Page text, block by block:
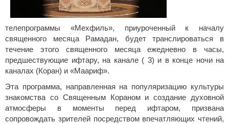
телепрограммы «Мехфиль», приуроченный к началу
священного месяца Рамадан, будет транслироваться в
течение этого священного месяца ежедневно в часы,
предшествующие ифтару, на канале ( 3) и в конце ночи на
каналах (Коран) и «Маариф».
Эта программа, направленная на популяризацию культуры
знакомства со Священным Кораном и создание духовной
атмосферы в моменты перед ифтаром, призвана
сопровождать зрителей посредством впечатляющих чтений,